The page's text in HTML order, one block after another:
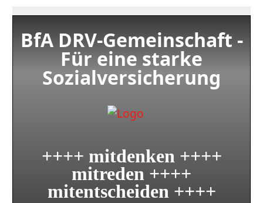
BfA DRV-Gemeinschaft -
Für eine starke
Sozialversicherung
++++ mitdenken ++++
mitreden ++++
mitentscheiden ++++